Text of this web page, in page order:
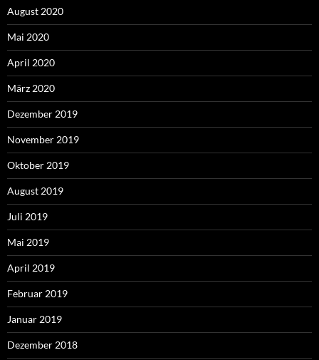
August 2020
Mai 2020
April 2020
März 2020
Dezember 2019
November 2019
Oktober 2019
August 2019
Juli 2019
Mai 2019
April 2019
Februar 2019
Januar 2019
Dezember 2018